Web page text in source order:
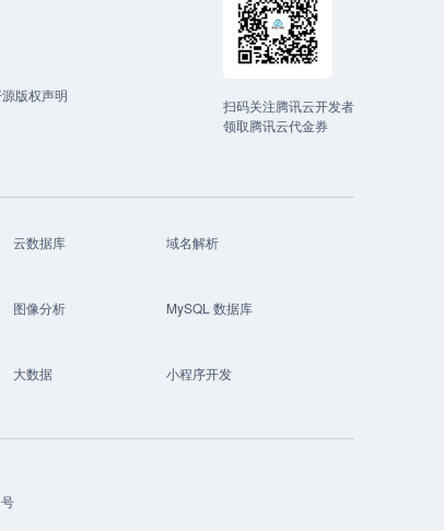
版权声明
扫码关注腾讯云开发者
领取腾讯云代金券
云数据库
域名解析
图像分析
MySQL 数据库
大数据
小程序开发